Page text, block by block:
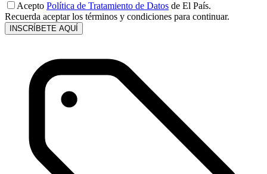
Acepto Política de Tratamiento de Datos de El País.
Recuerda aceptar los términos y condiciones para continuar.
INSCRÍBETE AQUÍ